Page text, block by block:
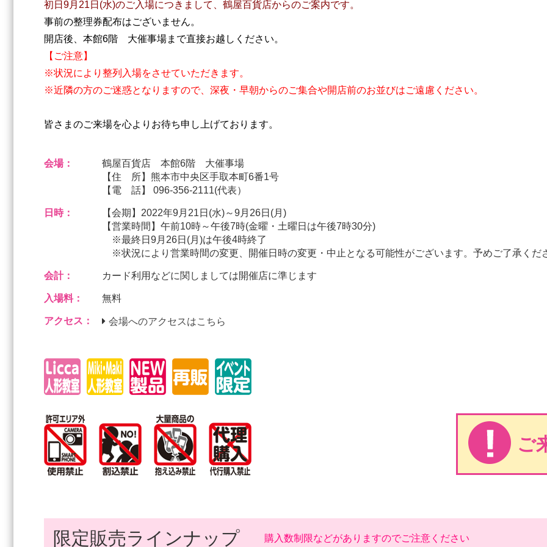
初日9月21日(水)のご入場につきまして、鶴屋百貨店からのご案内です。
事前の整理券配布はございません。
開店後、本館6階 大催事場まで直接お越しください。
【ご注意】
※状況により整列入場をさせていただきます。
※近隣の方のご迷惑となりますので、深夜・早朝からのご集合や開店前のお並びはご遠慮ください。
皆さまのご来場を心よりお待ち申し上げております。
会場：
鶴屋百貨店 本館6階 大催事場
【住 所】熊本市中央区手取本町6番1号
【電 話】 096-356-2111(代表）
日時：
【会期】2022年9月21日(水)～9月26日(月)
【営業時間】午前10時～午後7時(金曜・土曜日は午後7時30分)
※最終日9月26日(月)は午後4時終了
※状況により営業時間の変更、開催日時の変更・中止となる可能性がございます。予めご了承くだ
会計： カード利用などに関しましては開催店に準じます
入場料： 無料
アクセス： 会場へのアクセスはこちら
ご
限定販売ラインナップ 購入数制限などがありますのでご注意ください